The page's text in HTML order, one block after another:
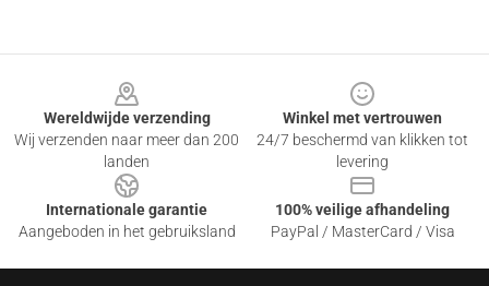
Wereldwijde verzending
Wij verzenden naar meer dan 200
landen
Winkel met vertrouwen
24/7 beschermd van klikken tot
levering
Internationale garantie
Aangeboden in het gebruiksland
100% veilige afhandeling
PayPal / MasterCard / Visa